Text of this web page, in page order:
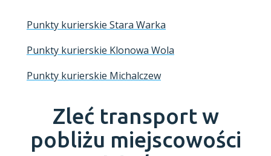
Punkty kurierskie Stara Warka
Punkty kurierskie Klonowa Wola
Punkty kurierskie Michalczew
Zleć transport w
pobliżu miejscowości